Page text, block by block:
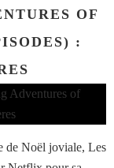
OF
:
de Noël joviale, Les